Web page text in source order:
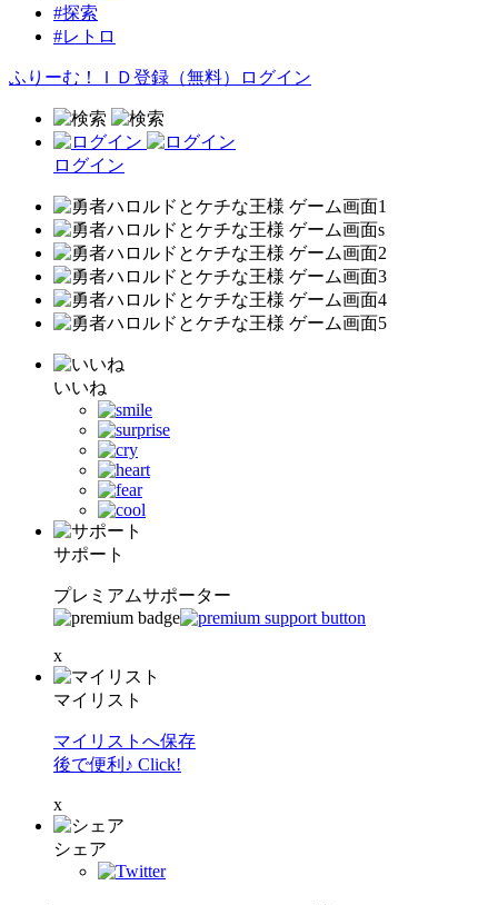
#探索
#レトロ
ふりーむ！ＩＤ登録（無料） ログイン
ログイン
いいね
サポート
プレミアムサポーター
x
マイリスト
マイリストへ保存
後で便利♪ Click!
x
シェア